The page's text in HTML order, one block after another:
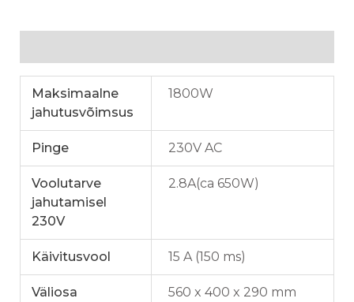
Maksimaalne
jahutusvõimsus
1800W
Pinge 230V AC
Voolutarve
jahutamisel
230V
2.8A(ca 650W)
Käivitusvool 15 A (150 ms)
Väliosa
560 x 400 x 290 mm